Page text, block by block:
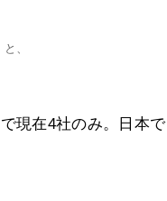
、
現在4社のみ。日本で